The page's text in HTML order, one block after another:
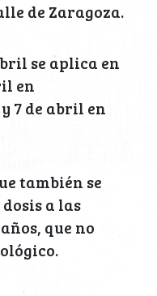
de Zaragoza.
se aplica en
en
7 de abril en
también se
a las
que no